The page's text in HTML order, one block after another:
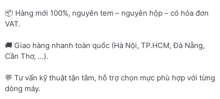
📦 Hàng mới 100%, nguyên tem – nguyên hộp – có hóa đơn
VAT.
🚚 Giao hàng nhanh toàn quốc (Hà Nội, TP.HCM, Đà Nẵng,
Cần Thơ, …).
💬 Tư vấn kỹ thuật tận tâm, hỗ trợ chọn mực phù hợp với từng
dòng máy.